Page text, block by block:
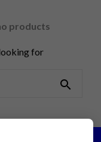
products
for
